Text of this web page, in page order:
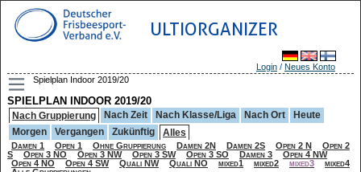
ULTIORGANIZER
Login / Neues Konto
Spielplan Indoor 2019/20
SPIELPLAN INDOOR 2019/20
Nach Gruppierung Nach Zeit Nach Klasse/Liga Nach Ort
Heute
Morgen
Vergangen Zukünftig Alles
Damen 1 Open 1 Ohne Gruppierung Damen 2N Damen 2S Open 2 N
Open 2
S
Open 3 NO Open 3 NW Open 3 SW Open 3 SO Damen 3
Open 4 NW
Open 4 NO
Open 4 SW Quali NW Quali NO mixed1 mixed2 mixed3
mixed4